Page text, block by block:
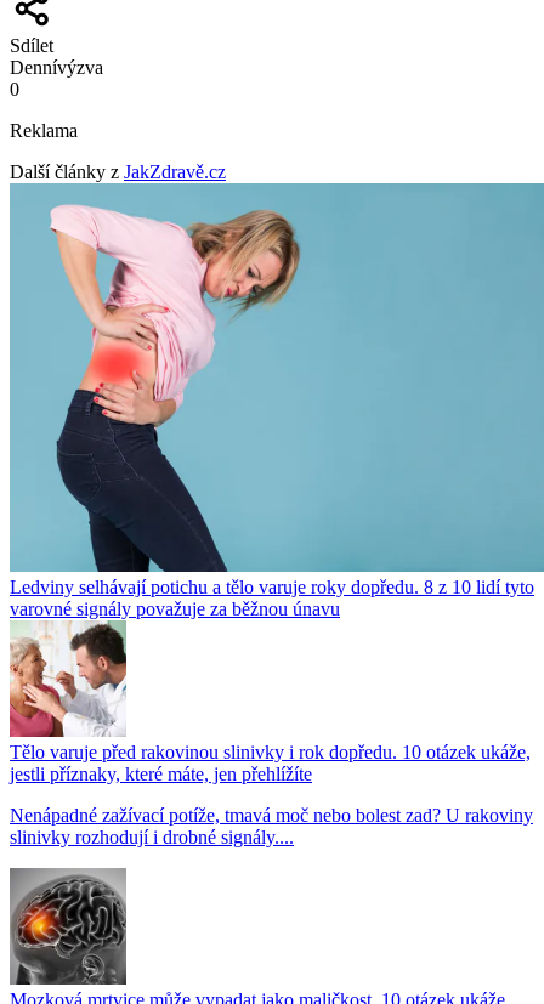
Sdílet
Dennívýzva
0
Reklama
Další články z JakZdravě.cz
Ledviny selhávají potichu a tělo varuje roky dopředu. 8 z 10 lidí tyto
varovné signály považuje za běžnou únavu
Tělo varuje před rakovinou slinivky i rok dopředu. 10 otázek ukáže,
jestli příznaky, které máte, jen přehlížíte
Nenápadné zažívací potíže, tmavá moč nebo bolest zad? U rakoviny
slinivky rozhodují i drobné signály....
Mozková mrtvice může vypadat jako maličkost. 10 otázek ukáže,